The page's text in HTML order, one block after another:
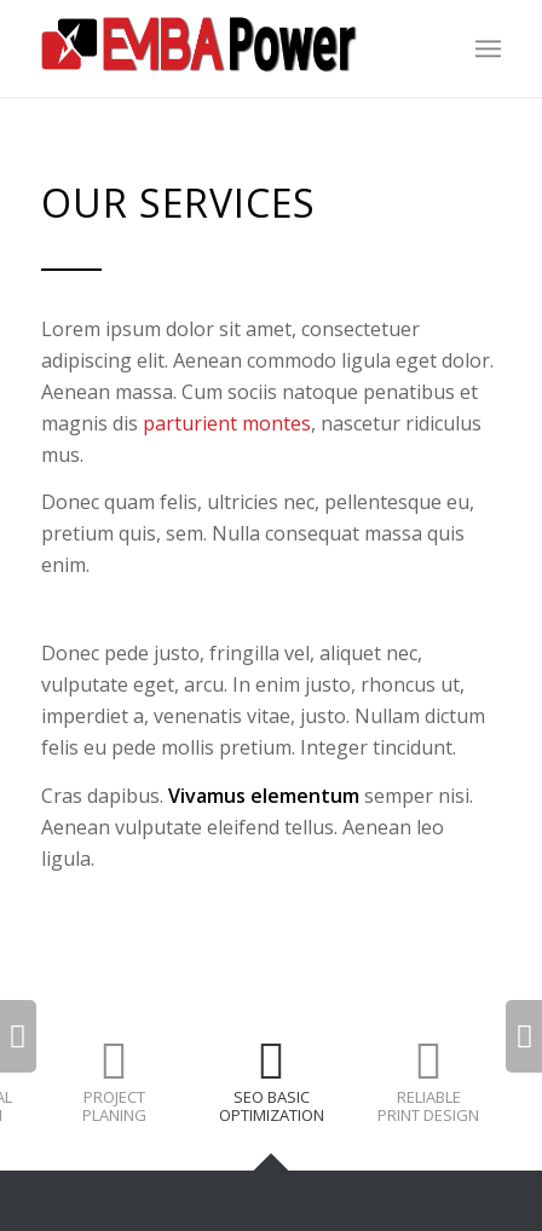
OUR SERVICES
Lorem ipsum dolor sit amet, consectetuer
adipiscing elit. Aenean commodo ligula eget dolor.
Aenean massa. Cum sociis natoque penatibus et
magnis dis parturient montes, nascetur ridiculus
mus.
Donec quam felis, ultricies nec, pellentesque eu,
pretium quis, sem. Nulla consequat massa quis
enim.
Donec pede justo, fringilla vel, aliquet nec,
vulputate eget, arcu. In enim justo, rhoncus ut,
imperdiet a, venenatis vitae, justo. Nullam dictum
felis eu pede mollis pretium. Integer tincidunt.
Cras dapibus. Vivamus elementumsemper nisi.
Aenean vulputate eleifend tellus. Aenean leo
ligula.
PROJECT
PLANING
SEO BASIC
OPTIMIZATION
RELIABLE
PRINT DESIGN
Next